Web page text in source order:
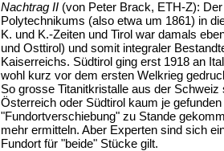
Nachtrag II (von Peter Brack, ETH-Z):
Polytechnikums (also etwa um 1861) in
K. und K.-Zeiten und Tirol war damals
und Osttirol) und somit integraler
Kaiserreichs. Südtirol ging erst 1918 an
wohl kurz vor dem ersten Welkrieg
So grosse Titanitkristalle aus der
Österreich oder Südtirol kaum je
"Fundortverschiebung" zu Stande
mehr ermitteln. Aber Experten sind sich
Fundort für "beide" Stücke gilt.